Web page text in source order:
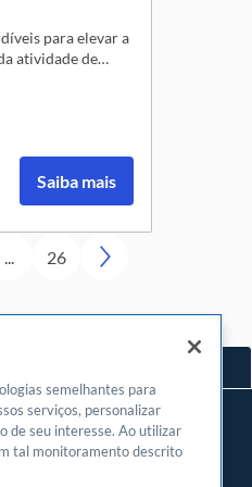
para elevar a
atividade de
que produz
de alto
Saiba mais
26
semelhantes para
serviços, personalizar
de seu interesse. Ao utilizar
tal monitoramento descrito